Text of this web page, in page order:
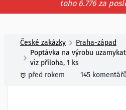
toho 6.776 za
České zakázky
Praha-západ
Poptávka na výrobu
viz příloha, 1 ks
před rokem
145 komentářů